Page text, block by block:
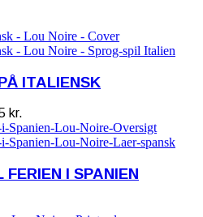
ITALIENSK
kr.
FERIEN I SPANIEN